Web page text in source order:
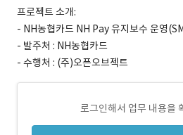
프로젝트 소개:
- NH농협카드 NH Pay 유지보수 운영
- 발주처 : NH농협카드
- 수행처 : (주)오픈오브젝트
로그인해서 업무 내용을